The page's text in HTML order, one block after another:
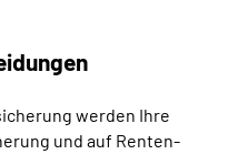
werden Ihre
und auf Renten-